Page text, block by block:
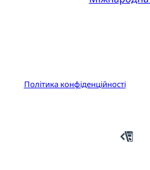
Політика конфіденційності